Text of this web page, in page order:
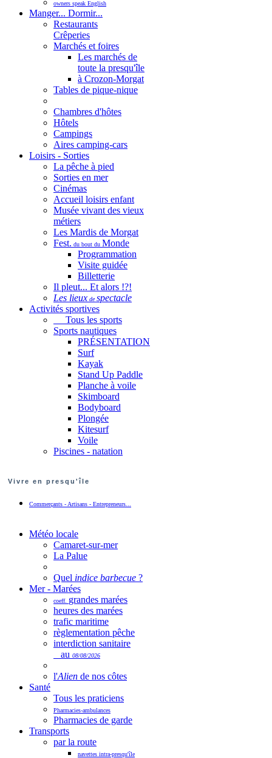
owners speak English
Manger... Dormir...
Restaurants
Crêperies
Marchés et foires
Les marchés de
toute la presqu'île
à Crozon-Morgat
Tables de pique-nique
Chambres d'hôtes
Hôtels
Campings
Aires camping-cars
Loisirs - Sorties
La pêche à pied
Sorties en mer
Cinémas
Accueil loisirs enfant
Musée vivant des vieux
métiers
Les Mardis de Morgat
Fest. du bout du Monde
Programmation
Visite guidée
Billetterie
Il pleut... Et alors !?!
Les lieux despectacle
Activités sportives
Tous les sports
Sports nautiques
PRÉSENTATION
Surf
Kayak
Stand Up Paddle
Planche à voile
Skimboard
Bodyboard
Plongée
Kitesurf
Voile
Piscines - natation
Vivre en presqu'île
Commerçants - Artisans - Entrepreneurs...
Météo locale
Camaret-sur-mer
La Palue
Quel indice barbecue ?
Mer - Marées
coeff. grandes marées
heures des marées
trafic maritime
règlementation pêche
interdiction sanitaire
au 08/08/2026
l'Alien de nos côtes
Santé
Tous les praticiens
Pharmacies-ambulances
Pharmacies de garde
Transports
par la route
navettes intra-presqu'île